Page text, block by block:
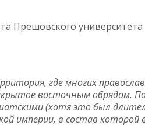
Прешовского университета
где многих
восточным обрядом.
(хотя это был
империи, в состав которой